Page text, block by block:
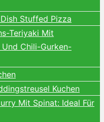
Stuffed Pizza
Teriyaki Mit
Und Chili-Gurken-
Kuchen
Mit Spinat: Ideal Für